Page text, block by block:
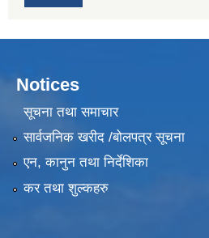
Notices
सूचना तथा समाचार
सार्वजनिक खरीद /बोलपत्र सूचना
एन, कानुन तथा निर्देशिका
कर तथा शुल्कहरु